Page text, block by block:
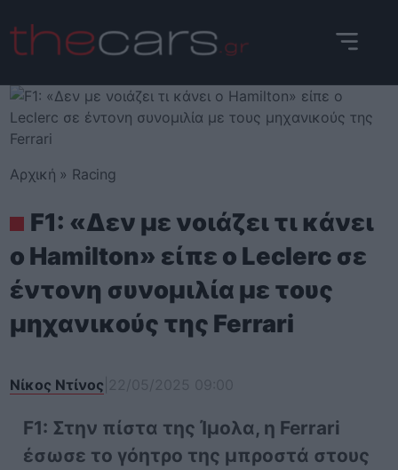
to
content
Αρχική » Racing
F1: «Δεν με νοιάζει τι κάνει
ο Hamilton» είπε ο Leclerc σε
έντονη συνομιλία με τους
μηχανικούς της Ferrari
Νίκος Ντίνος
F1: Στην πίστα της Ίμολα, η Ferrari
έσωσε το γόητρο της μπροστά στους